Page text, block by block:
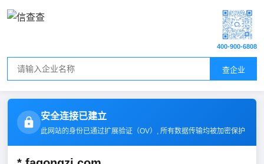
查企业
400-900-6808
安全连接已建立
此网站的身份已通过扩展验证（OV）, 所有数据传输均被加密保护